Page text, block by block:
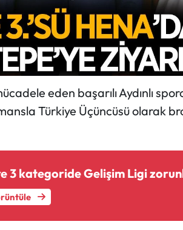
eden başarılı Aydınlı
Türkiye Üçüncüsü olarak
3 kategoride Gelişim Ligi